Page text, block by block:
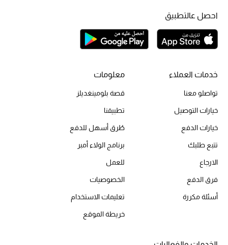
دليل ملتزمات الحقائب
أبرز الحقائب
أمنيات تتلألأ مع النجوم
تشكيلة الأحذية
خدمات العملاء
تواصلو معنا
خيارات التوصيل
خيارات الدفع
تتبع طلبك
الارجاع
فرق الدفع
أسئلة مكررة
معلومات
قصة بلومينغديلز
تطبيقنا
طُرق أسهل للدفع
برنامج الولاء أمبر
للعمل
الخصوصيات
تعليمات الاستخدام
خريطة الموقع
احصل عالتطبيق